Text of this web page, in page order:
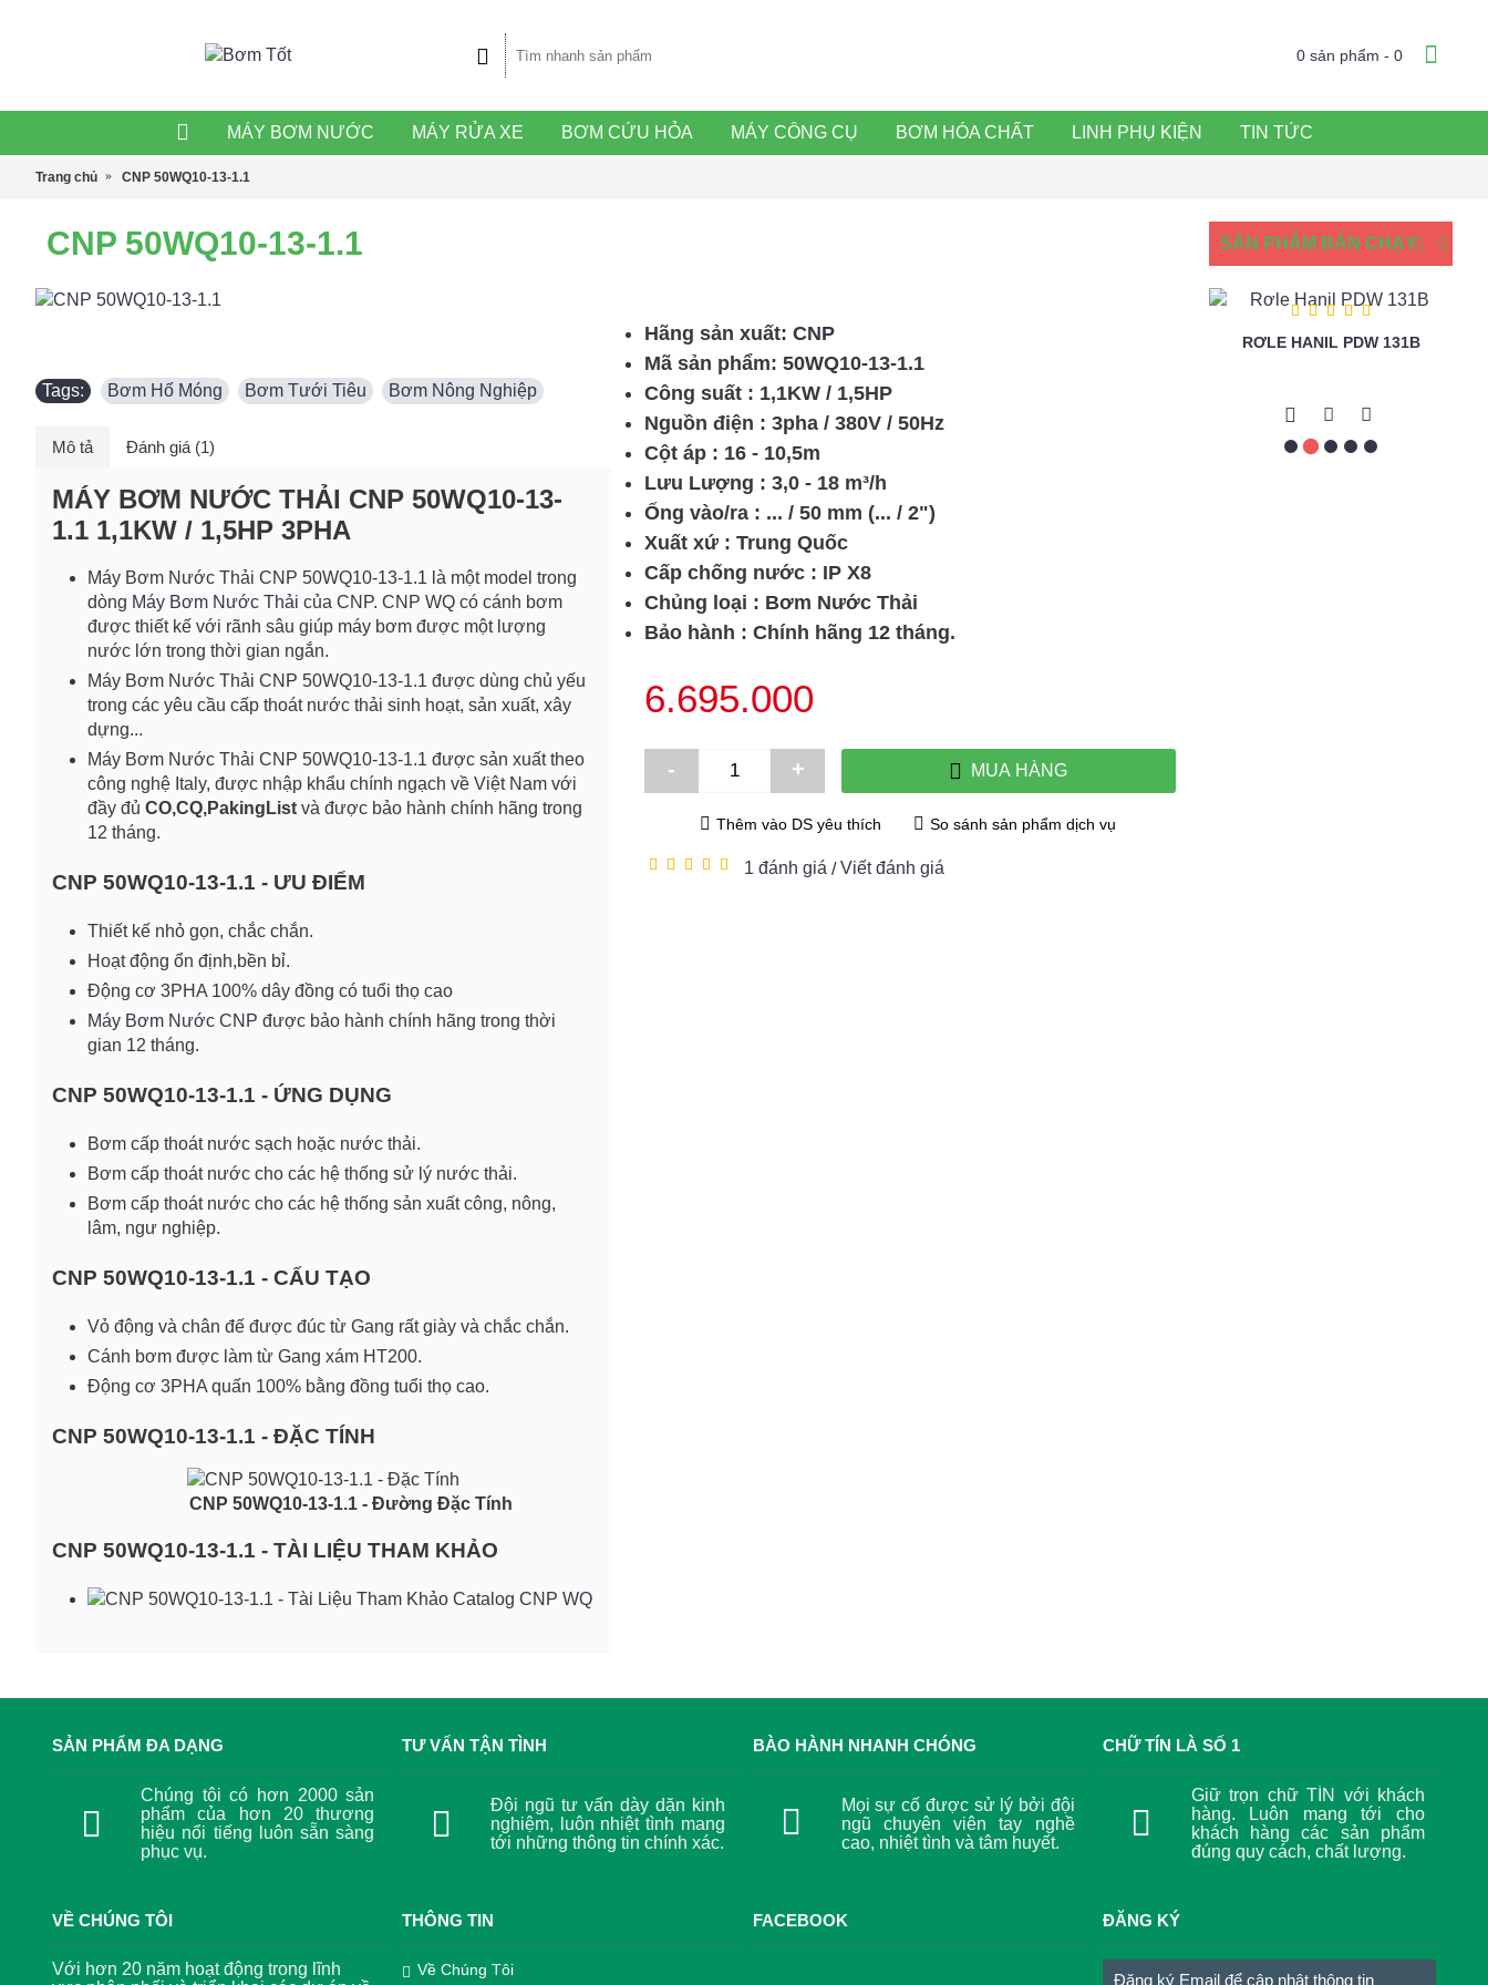
0 sản phẩm - 0
MÁY BƠM NƯỚC MÁY RỬA XE BƠM CỨU HỎA MÁY CÔNG CỤ BƠM HÓA CHẤT LINH PHỤ KIỆN TIN TỨC
Trang chủ CNP 50WQ10-13-1.1
SẢN PHẨM BÁN CHẠY
DAPHOVINA 1HP CỘT ÁP CAO
3PHA
TỤ ĐIỆN BƠM HANIL PH 255
CNP 50WQ10-13-1.1
Tags: Bơm Hố Móng Bơm Tưới Tiêu Bơm Nông Nghiệp
Mô tả Đánh giá (1)
MÁY BƠM NƯỚC THẢI CNP 50WQ10-13-
1.1 1,1KW / 1,5HP 3PHA
Máy Bơm Nước Thải CNP 50WQ10-13-1.1 là một model trong
dòng Máy Bơm Nước Thải của CNP. CNP WQ có cánh bơm
được thiết kế với rãnh sâu giúp máy bơm được một lượng
nước lớn trong thời gian ngắn.
Máy Bơm Nước Thải CNP 50WQ10-13-1.1 được dùng chủ yếu
trong các yêu cầu cấp thoát nước thải sinh hoạt, sản xuất, xây
dựng...
Máy Bơm Nước Thải CNP 50WQ10-13-1.1 được sản xuất theo
công nghệ Italy, được nhập khẩu chính ngạch về Việt Nam với
đầy đủ CO,CQ,PakingList và được bảo hành chính hãng trong
12 tháng.
CNP 50WQ10-13-1.1 - ƯU ĐIỂM
Thiết kế nhỏ gọn, chắc chắn.
Hoạt động ổn định,bền bỉ.
Động cơ 3PHA 100% dây đồng có tuổi thọ cao
Máy Bơm Nước CNP được bảo hành chính hãng trong thời
gian 12 tháng.
CNP 50WQ10-13-1.1 - ỨNG DỤNG
Bơm cấp thoát nước sạch hoặc nước thải.
Bơm cấp thoát nước cho các hệ thống sử lý nước thải.
Bơm cấp thoát nước cho các hệ thống sản xuất công, nông,
lâm, ngư nghiệp.
CNP 50WQ10-13-1.1 - CẤU TẠO
Vỏ động và chân đế được đúc từ Gang rất giày và chắc chắn.
Cánh bơm được làm từ Gang xám HT200.
Động cơ 3PHA quấn 100% bằng đồng tuổi thọ cao.
CNP 50WQ10-13-1.1 - ĐẶC TÍNH
CNP 50WQ10-13-1.1 - Đường Đặc Tính
CNP 50WQ10-13-1.1 - TÀI LIỆU THAM KHẢO
Catalog CNP WQ
Hãng sản xuất: CNP
Mã sản phẩm: 50WQ10-13-1.1
Công suất : 1,1KW / 1,5HP
Nguồn điện : 3pha / 380V / 50Hz
Cột áp : 16 - 10,5m
Lưu Lượng : 3,0 - 18 m³/h
Ống vào/ra : ... / 50 mm (... / 2")
Xuất xứ : Trung Quốc
Cấp chống nước : IP X8
Chủng loại : Bơm Nước Thải
Bảo hành : Chính hãng 12 tháng.
6.695.000
- + MUA HÀNG
Thêm vào DS yêu thích So sánh sản phẩm dịch vụ
1 đánh giá /Viết đánh giá
SẢN PHẨM ĐA DẠNG
Chúng tôi có hơn 2000 sản
phẩm của hơn 20 thương
hiệu nổi tiếng luôn sẵn sàng
phục vụ.
TƯ VẤN TẬN TÌNH
Đội ngũ tư vấn dày dặn kinh
nghiệm, luôn nhiệt tình mang
tới những thông tin chính xác.
BÀO HÀNH NHANH CHÓNG
Mọi sự cố được sử lý bởi đội
ngũ chuyên viên tay nghề
cao, nhiệt tình và tâm huyết.
CHỮ TÍN LÀ SỐ 1
Giữ trọn chữ TÍN với khách
hàng. Luôn mang tới cho
khách hàng các sản phẩm
đúng quy cách, chất lượng.
VỀ CHÚNG TÔI
Với hơn 20 năm hoạt động trong lĩnh
THÔNG TIN
Về Chúng Tôi
FACEBOOK ĐĂNG KÝ
Đăng ký Email để cập nhật thông tin